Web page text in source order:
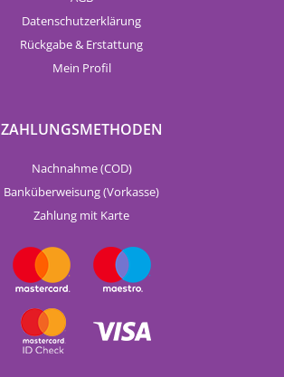
Datenschutzerklärung
Rückgabe & Erstattung
Mein Profil
ZAHLUNGSMETHODEN
Nachnahme (COD)
Banküberweisung (Vorkasse)
Zahlung mit Karte